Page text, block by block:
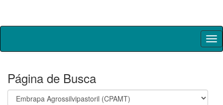
Skip
Página de Busca